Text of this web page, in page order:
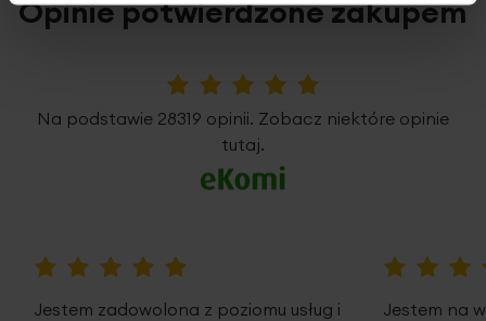
Opinie potwierdzone zakupem
Na podstawie 28319 opinii. Zobacz niektóre opinie
tutaj.
Jestem zadowolona z poziomu usług i
Jestem na